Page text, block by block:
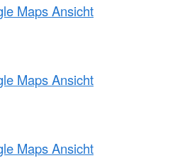
Maps Ansicht
Maps Ansicht
Maps Ansicht